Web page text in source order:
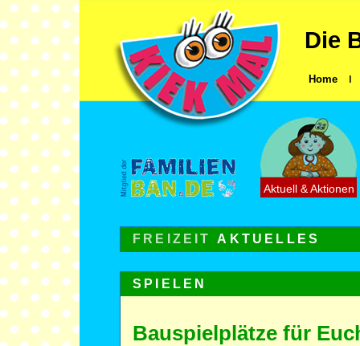
Die
Home ǀ
Aktuell & Aktionen
FREIZEIT AKTUELLES
SPIELEN
Bauspielplätze für